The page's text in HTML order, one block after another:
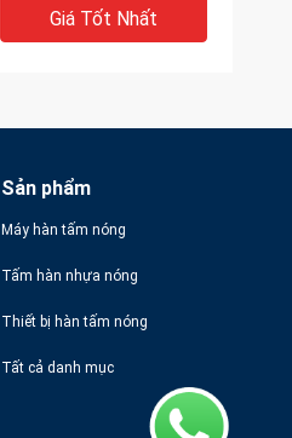
Giá Tốt Nhất
Dịch vụ hàn tấm nóng các
bộ phận nhựa cho các bộ
Sản phẩm
Máy hàn tấm nóng
Tấm hàn nhựa nóng
Thiết bị hàn tấm nóng
Tất cả danh mục